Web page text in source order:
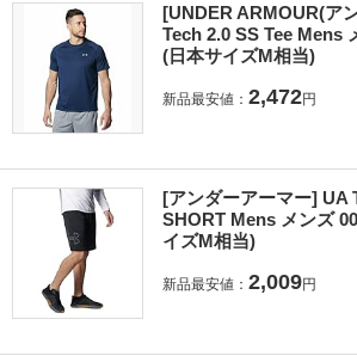
[UNDER ARMOUR(ア
Tech 2.0 SS Tee Mens
(日本サイズM相当)
新品最安値： 2,472円
[アンダーアーマー] UA
SHORT Mens メンズ
イズM相当)
新品最安値： 2,009円